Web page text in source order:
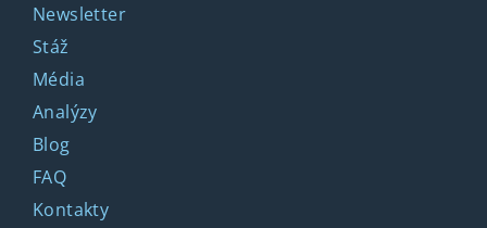
Newsletter
Stáž
Média
Analýzy
Blog
FAQ
Kontakty